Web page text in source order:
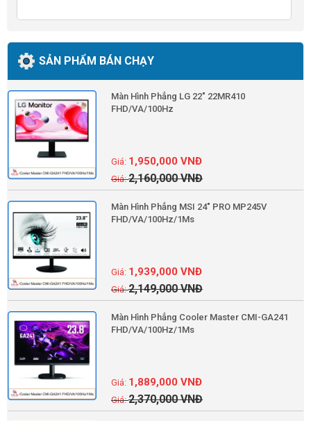
SẢN PHẨM BÁN CHẠY
Màn Hình Phẳng LG 22" 22MR410
FHD/VA/100Hz
2,160,000VNĐ
1,950,000VNĐ
Màn Hình Phẳng MSI 24" PRO MP245V
FHD/VA/100Hz/1Ms
2,149,000VNĐ
1,939,000VNĐ
Màn Hình Phẳng Cooler Master CMI-GA241
FHD/VA/100Hz/1Ms
2,370,000VNĐ
1,889,000VNĐ